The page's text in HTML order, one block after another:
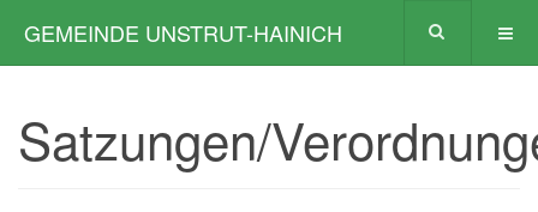
GEMEINDE UNSTRUT-HAINICH
Satzungen/